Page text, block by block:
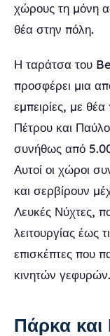
χώρους τη μόνη
θέα στην πόλη.
Η ταράτσα του
προσφέρει μια
εμπειρίες, με
Πέτρου και
συνήθως από
Αυτοί οι χώροι
και σερβίρουν
Λευκές Νύχτες,
λειτουργίας έως
επισκέπτες που
κινητών γεφυρών.
Πάρκα και